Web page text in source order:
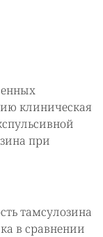
клиническая
при
тамсулозина
в сравнении